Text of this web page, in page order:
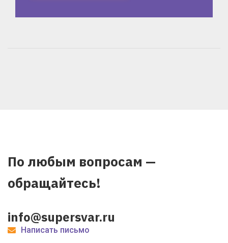
По любым вопросам —
обращайтесь!
info@supersvar.ru
Написать письмо